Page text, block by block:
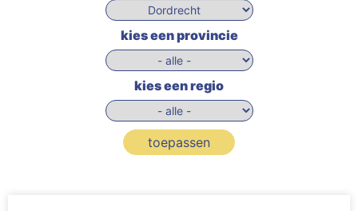
kies een provincie
kies een regio
toepassen